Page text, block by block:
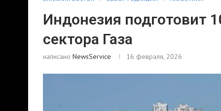
Индонезия подготовит
сектора Газа
написано NewsService 16 февраля, 2026